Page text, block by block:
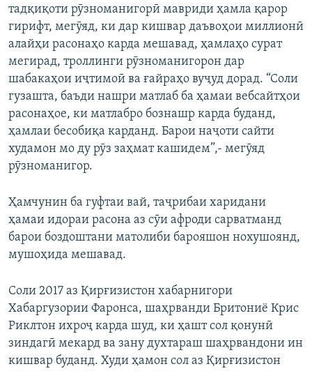
тадқиқоти рӯзноманигорӣ мавриди ҳамла қарор
гирифт, мегӯяд, ки дар кишвар даъвоҳои миллионӣ
алайҳи расонаҳо карда мешавад, ҳамлаҳо сурат
мегирад, троллинги рӯзноманигорон дар
шабакаҳои иҷтимоӣ ва ғайраҳо вуҷуд дорад. “Соли
гузашта, баъди нашри матлаб ба ҳамаи вебсайтҳои
расонаҳое, ки матлабро бознашр карда буданд,
ҳамлаи бесобиқа карданд. Барои наҷоти сайти
худамон мо ду рӯз заҳмат кашидем”,- мегӯяд
рӯзноманигор.
Ҳамчунин ба гуфтаи вай, таҷрибаи харидани
ҳамаи идораи расона аз сӯи афроди сарватманд
барои боздоштани матолиби барояшон нохушоянд,
мушоҳида мешавад.
Соли 2017 аз Қирғизистон хабарнигори
Хабаргузории Фаронса, шаҳрванди Бритониё Крис
Риклтон ихроҷ карда шуд, ки ҳашт сол қонунӣ
зиндагӣ мекард ва зану духтараш шаҳрвандони ин
кишвар буданд. Худи ҳамон сол аз Қирғизистон